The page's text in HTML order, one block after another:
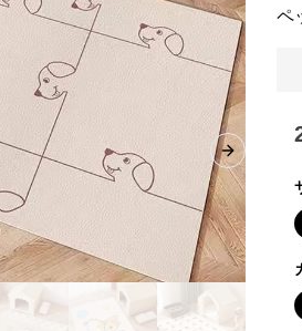
Next slide
ペ